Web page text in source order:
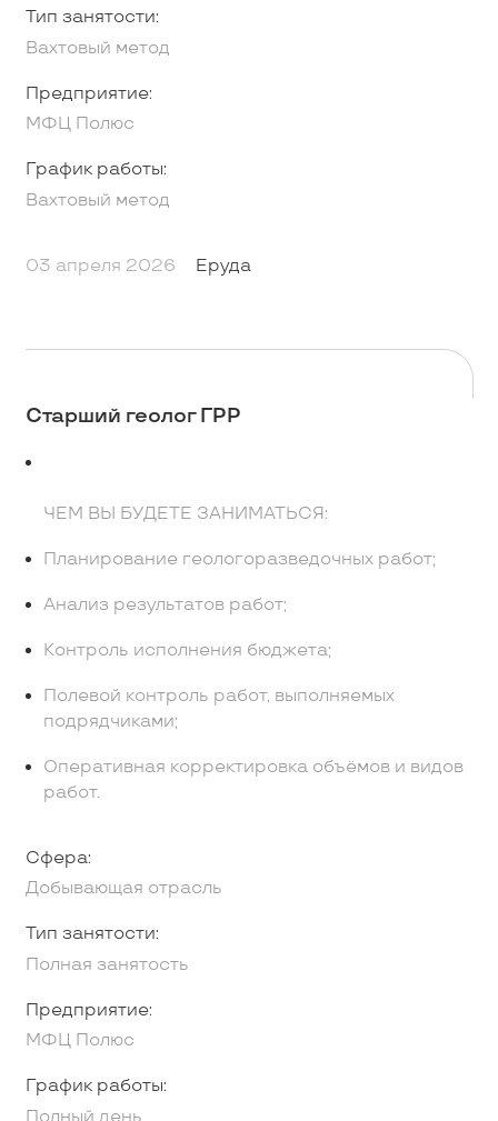
Тип занятости:
Вахтовый метод
Предприятие:
МФЦ Полюс
График работы:
Вахтовый метод
03 апреля 2026 Еруда
Старший геолог ГРР
ЧЕМ ВЫ БУДЕТЕ ЗАНИМАТЬСЯ:
Планирование геологоразведочных работ;
Анализ результатов работ;
Контроль исполнения бюджета;
Полевой контроль работ, выполняемых
подрядчиками;
Оперативная корректировка объёмов и видов
работ.
Сфера:
Добывающая отрасль
Тип занятости:
Полная занятость
Предприятие:
МФЦ Полюс
График работы: